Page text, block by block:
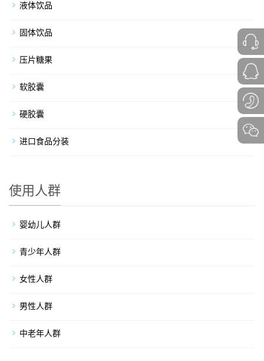
液体饮品
固体饮品
压片糖果
软胶囊
硬胶囊
进口食品分装
使用人群
婴幼儿人群
青少年人群
女性人群
男性人群
中老年人群